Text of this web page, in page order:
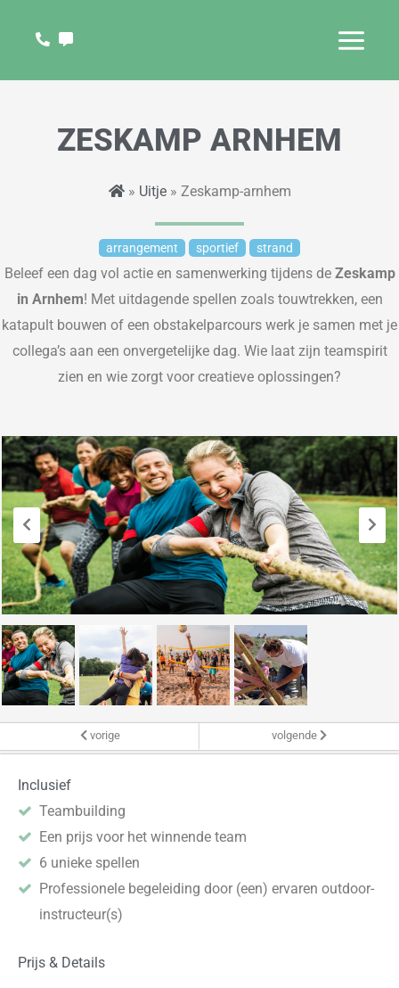
ZESKAMP ARNHEM
» Uitje» Zeskamp-arnhem
arrangement sportief strand
Beleef een dag vol actie en samenwerking tijdens de Zeskamp
in Arnhem! Met uitdagende spellen zoals touwtrekken, een
katapult bouwen of een obstakelparcours werk je samen met je
collega’s aan een onvergetelijke dag. Wie laat zijn teamspirit
zien en wie zorgt voor creatieve oplossingen?
vorige volgende
Inclusief
Teambuilding
Een prijs voor het winnende team
6 unieke spellen
Professionele begeleiding door (een) ervaren outdoor-
instructeur(s)
Prijs & Details